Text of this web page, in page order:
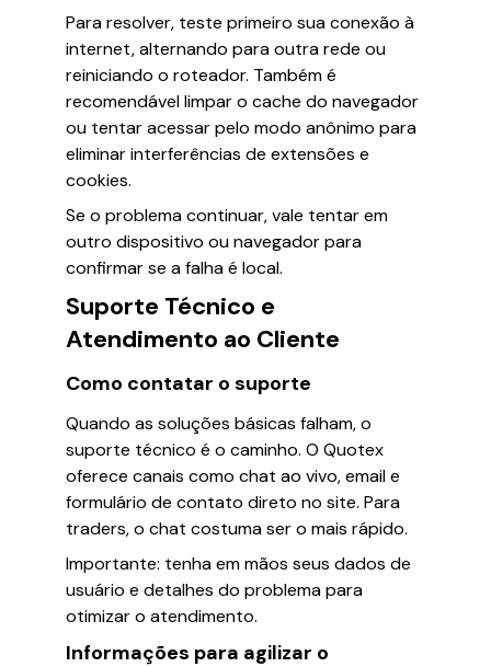
Para resolver, teste primeiro sua conexão à
internet, alternando para outra rede ou
reiniciando o roteador. Também é
recomendável limpar o cache do navegador
ou tentar acessar pelo modo anônimo para
eliminar interferências de extensões e
cookies.
Se o problema continuar, vale tentar em
outro dispositivo ou navegador para
confirmar se a falha é local.
Suporte Técnico e
Atendimento ao Cliente
Como contatar o suporte
Quando as soluções básicas falham, o
suporte técnico é o caminho. O Quotex
oferece canais como chat ao vivo, email e
formulário de contato direto no site. Para
traders, o chat costuma ser o mais rápido.
Importante: tenha em mãos seus dados de
usuário e detalhes do problema para
otimizar o atendimento.
Informações para agilizar o